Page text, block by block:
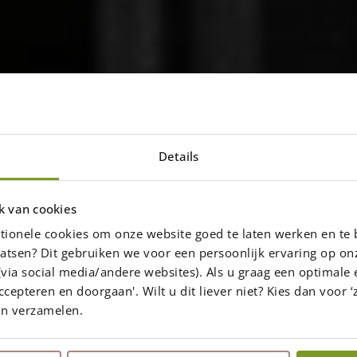
Details
van cookies
cookies om onze website goed te laten werken en
Dit gebruiken we voor een persoonlijk ervaring op
social media/andere websites). Als u graag een
en doorgaan'. Wilt u dit liever niet? Kies dan voor
verzamelen.
regler
Share the page